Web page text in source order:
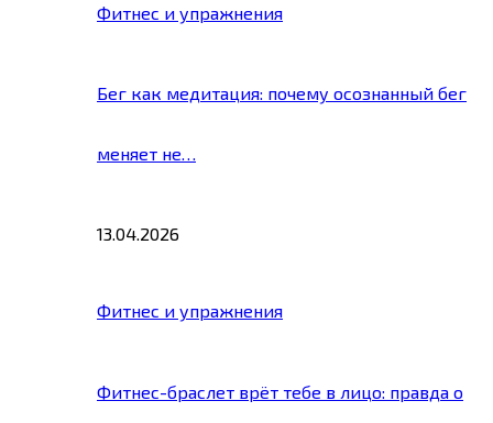
Фитнес и упражнения
Бег как медитация: почему осознанный бег
меняет не…
13.04.2026
Фитнес и упражнения
Фитнес-браслет врёт тебе в лицо: правда о